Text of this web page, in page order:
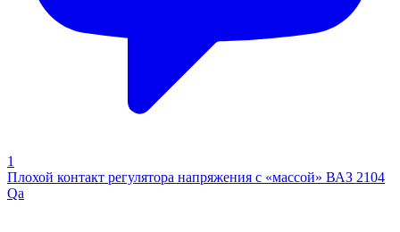
1
Плохой контакт регулятора напряжения с «массой» ВАЗ 2104
Qa